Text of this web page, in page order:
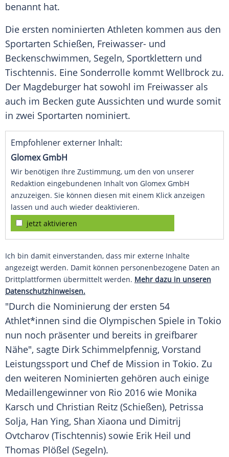
benannt hat.
Die ersten nominierten Athleten kommen aus den
Sportarten Schießen, Freiwasser- und
Beckenschwimmen, Segeln, Sportklettern und
Tischtennis. Eine Sonderrolle kommt Wellbrock zu.
Der Magdeburger hat sowohl im Freiwasser als
auch im Becken gute Aussichten und wurde somit
in zwei Sportarten nominiert.
Empfohlener externer Inhalt:
Glomex GmbH
Wir benötigen Ihre Zustimmung, um den von unserer
Redaktion eingebundenen Inhalt von Glomex GmbH
anzuzeigen. Sie können diesen mit einem Klick anzeigen
lassen und auch wieder deaktivieren.
jetzt aktivieren
Ich bin damit einverstanden, dass mir externe Inhalte
angezeigt werden. Damit können personenbezogene Daten an
Drittplattformen übermittelt werden. Mehr dazu in unseren
Datenschutzhinweisen.
"Durch die Nominierung der ersten 54
Athlet*innen sind die Olympischen Spiele in Tokio
nun noch präsenter und bereits in greifbarer
Nähe", sagte Dirk Schimmelpfennig, Vorstand
Leistungssport und Chef de Mission in Tokio. Zu
den weiteren Nominierten gehören auch einige
Medaillengewinner von Rio 2016 wie Monika
Karsch und Christian Reitz (Schießen), Petrissa
Solja, Han Ying, Shan Xiaona und Dimitrij
Ovtcharov (Tischtennis) sowie Erik Heil und
Thomas Plößel (Segeln).